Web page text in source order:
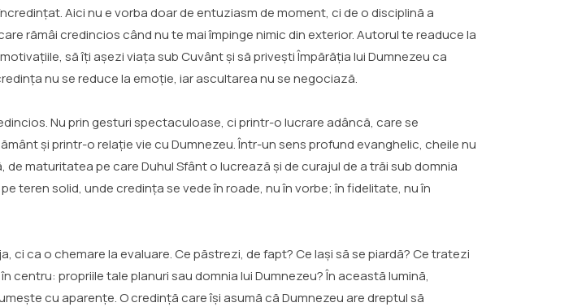
Aici nu e vorba doar de entuziasm de moment, ci de o disciplină a
rămâi credincios când nu te mai împinge nimic din exterior. Autorul te readuce la
să îți așezi viața sub Cuvânt și să privești Împărăția lui Dumnezeu ca
nu se reduce la emoție, iar ascultarea nu se negociază.
Nu prin gesturi spectaculoase, ci printr-o lucrare adâncă, care se
și printr-o relație vie cu Dumnezeu. Într-un sens profund evanghelic, cheile nu
maturitatea pe care Duhul Sfânt o lucrează și de curajul de a trăi sub domnia
teren solid, unde credința se vede în roade, nu în vorbe; în fidelitate, nu în
ca o chemare la evaluare. Ce păstrezi, de fapt? Ce lași să se piardă? Ce tratezi
propriile tale planuri sau domnia lui Dumnezeu? În această lumină,
cu aparențe. O credință care își asumă că Dumnezeu are dreptul să